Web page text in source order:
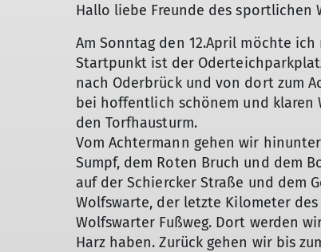
Hallo liebe Freunde des sportlichen
Am Sonntag den 12.April möchte
Startpunkt ist der
nach Oderbrück und von dort zum
bei hoffentlich schönem und klaren
den Torfhausturm.
Vom Achtermann gehen wir
Sumpf, dem Roten Bruch und dem
auf der Schiercker Straße und dem
Wolfswarte, der letzte Kilometer
Wolfswarter Fußweg. Dort werden
Harz haben. Zurück gehen wir bis